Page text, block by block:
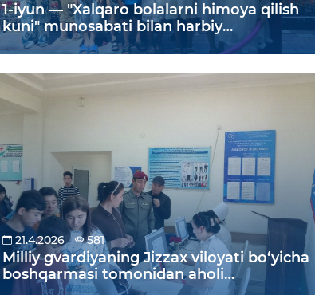
1-iyun — "Xalqaro bolalarni himoya qilish
kuni" munosabati bilan harbiy
xizmatchilarning farzandlari uchun
Namangan shahrida joylashgan Zahiriddin
Muhammad Bobur istirohat bogʻiga
sayohat uyushtirildi.
21.4.2026 581
Milliy gvardiyaning Jizzax viloyati bo‘yicha
boshqarmasi tomonidan aholi
salomatligini mustahkamlashga qaratilgan